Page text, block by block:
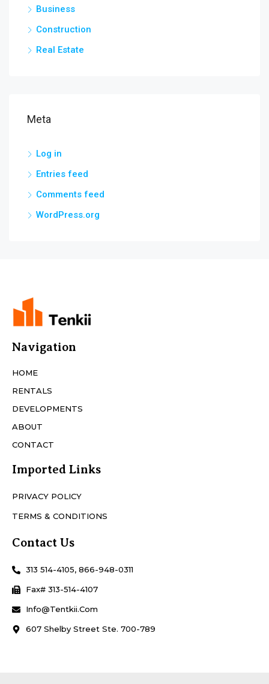
Business
Construction
Real Estate
Meta
Log in
Entries feed
Comments feed
WordPress.org
Navigation
HOME
RENTALS
DEVELOPMENTS
ABOUT
CONTACT
Imported Links
PRIVACY POLICY
TERMS & CONDITIONS
Contact Us
313 514-4105, 866-948-0311
Fax# 313-514-4107
Info@Tentkii.com
607 Shelby Street Ste. 700-789